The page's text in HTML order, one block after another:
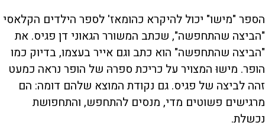
הספר "מישו" יכול להיקרא כהומאז' לספר הילדים הקלאסי
"הביצה שהתחפשה", שכתב המשורר הגאוני דן פגיס. את
"הביצה שהתחפשה" הוא כתב וגם אייר בעצמו, בדיוק כמו
הופר. מישוּ המצויר על כריכת ספרהּ של הופר נראה כמעט
זהה לביצה של פגיס. גם נקודת המוצא שלהם דומה: הם
מרגישים פשוטים מדי, מנסים להתחפש, והתחפושת
נכשלת.